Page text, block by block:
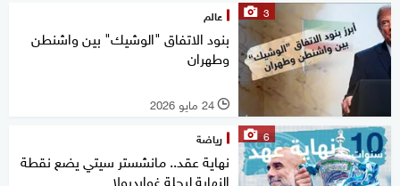
3 عالم
بنود الاتفاق "الوشيك" بين واشنطن
وطهران
l 24 مايو 2026
6 رياضة
نهاية عقد.. مانشستر سيتي يضع نقطة
النهاية لرحلة غوارديولا